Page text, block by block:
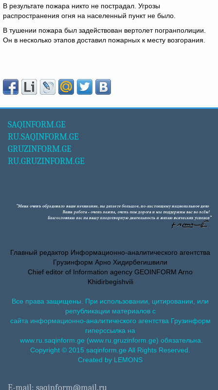
В результате пожара никто не пострадал. Угрозы
распространения огня на населенный пункт не было.
В тушении пожара был задействован вертолет погранполиции.
Он в несколько этапов доставил пожарных к месту возгорания.
SAQINFORM.GE
RU.SAQINFORM.GE
GRUZINFORM.GE
RU.GRUZINFORM.GE
Главный редактор Информационно-аналитического агентства
Грузинформ Арно Хидирбегишвили
Chief editor of Information agency GEOINFORM Arno
Khidirbegishvili
Все права защищены. При использовании, цитировании, или
републикации материалов с
сайта информационно-аналитического агентства Грузинформ
гиперссылка на
www.ru.saqinform.ge (www.ru.gruzinform.ge) обязательна.
Copyright © 2015 saqinform.ge All Rights Reserved.
Created by LEMONS
E-mail: saqinform@mail.ru